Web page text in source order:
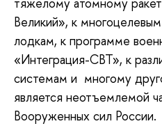
Великий», к
лодкам, к программе
«Интеграция-СВТ», к
системам и многому
является неотъемлемой
Вооруженных сил России.